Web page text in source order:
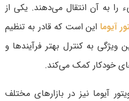
به آن انتقال می‌دهند. یکی از
آیومااین است که قادر به تنظیم
به کنترل بهتر فرآیندها و
خودکار کمک می‌کند.
آیوما نیز در بازارهای مختلف